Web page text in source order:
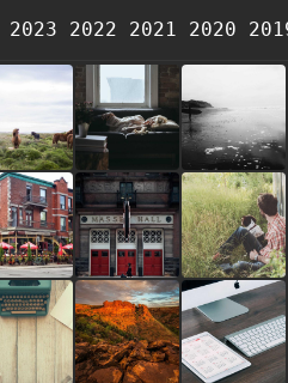
2023 2022 2021 2020